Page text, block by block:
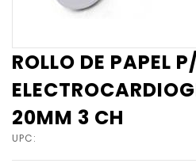
ROLLO DE PAPEL P/
20MM 3 CH
UPC: